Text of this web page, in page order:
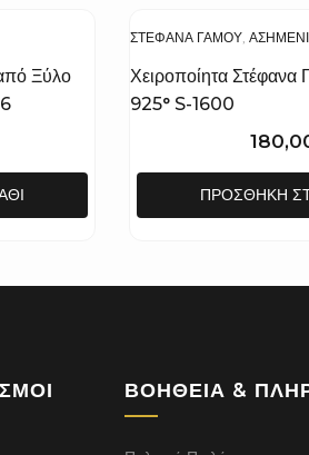
Ξύλο
ΣΤΈΦΑΝΑ ΓΆΜΟΥ
Χειροποίητα
925° S-1600
ΠΡΟΣΘΉΚΗ
ΒΟΉΘΕΙΑ &